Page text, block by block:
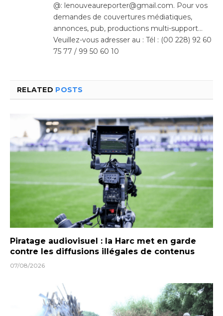
@: lenouveaureporter@gmail.com. Pour vos
demandes de couvertures médiatiques,
annonces, pub, productions multi-support…
Veuillez-vous adresser au : Tél : (00 228) 92 60
75 77 / 99 50 60 10
RELATED POSTS
Piratage audiovisuel : la Harc met en garde
contre les diffusions illégales de contenus
07/08/2026